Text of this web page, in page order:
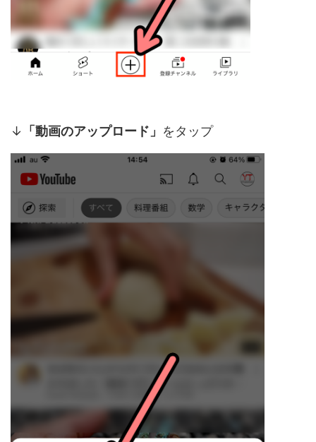
↓ 「動画のアップロード」 をタップ